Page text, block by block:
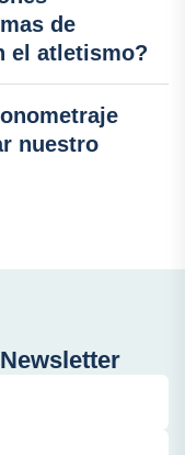
de
el atletismo?
nuestro